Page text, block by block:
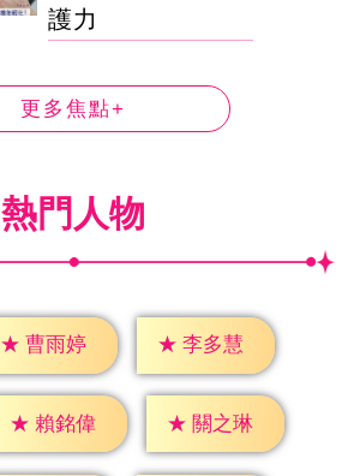
護力
更多焦點+
熱門人物
★ 曹雨婷 ★ 李多慧
★ 賴銘偉 ★ 關之琳